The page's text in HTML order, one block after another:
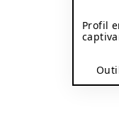
Profil